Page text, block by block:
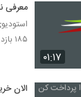
۰۱:۱۷
معرفی
۱۸۵ بازدید
الان